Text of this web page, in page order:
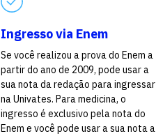
Ingresso via Enem
Se você realizou a prova do Enem a
partir do ano de 2009, pode usar a
sua nota da redação para ingressar
na Univates. Para medicina, o
ingresso é exclusivo pela nota do
Enem e você pode usar a sua nota a